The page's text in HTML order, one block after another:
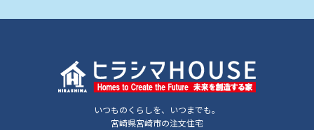
いつものくらしを、いつまでも。
宮崎県宮崎市の注文住宅